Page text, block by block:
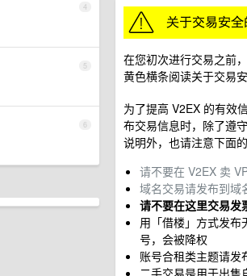
在您初次进行交易之前
黄色横条阅读关于交易安
为了提高 V2EX 的有效
布交易信息时，除了遵
说明外，也请注意下面的
请不要在 V2EX 卖
域名交易请发布到域
请不要在这里交易发
用「借楼」方式发布
号，会被降权
账号合租类主题请发
二手交易是用于出售
4
5
6